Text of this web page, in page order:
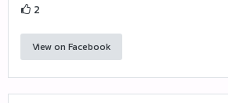
2
View on Facebook